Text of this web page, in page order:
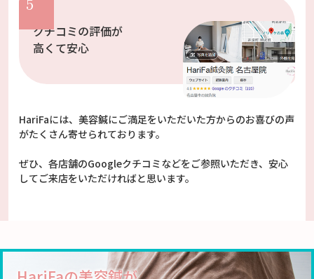
クチコミの評価が
高くて安心
HariFaには、美容鍼にご満足をいただいた方からのお喜びの声
がたくさん寄せられております。
ぜひ、各店舗のGoogleクチコミなどをご参照いただき、安心
してご来店をいただければと思います。